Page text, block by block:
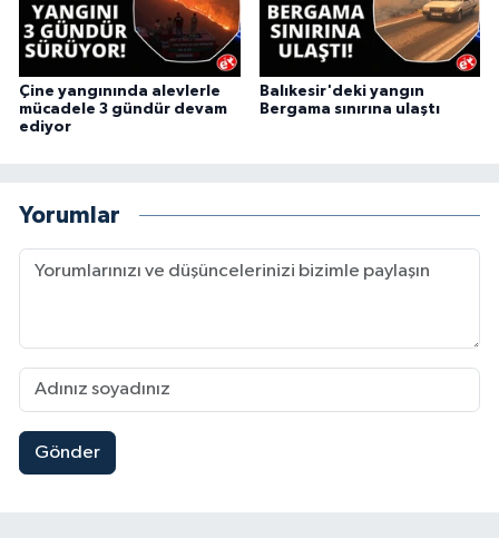
Çine yangınında alevlerle
mücadele 3 gündür devam
ediyor
Balıkesir'deki yangın
Bergama sınırına ulaştı
Yorumlar
Gönder